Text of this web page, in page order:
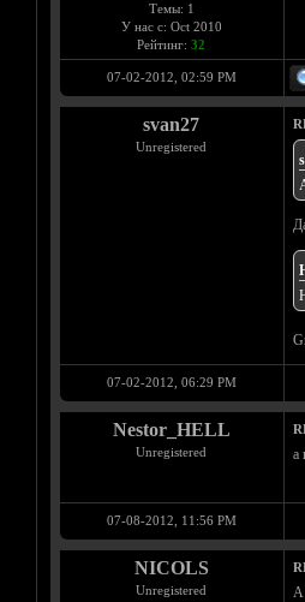
Темы: 1
У нас с: Oct 2010
Рейтинг: 32
07-02-2012, 02:59 PM
svan27
Unregistered
07-02-2012, 06:29 PM
Nestor_HELL
Unregistered а
07-08-2012, 11:56 PM
NICOLS
Unregistered А